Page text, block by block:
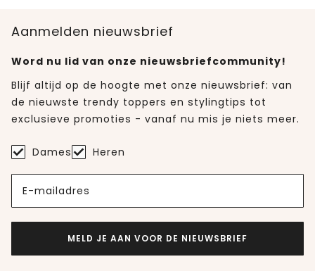
Aanmelden nieuwsbrief
Word nu lid van onze nieuwsbriefcommunity!
Blijf altijd op de hoogte met onze nieuwsbrief: van
de nieuwste trendy toppers en stylingtips tot
exclusieve promoties - vanaf nu mis je niets meer.
Dames Heren
E-mailadres
MELD JE AAN VOOR DE NIEUWSBRIEF